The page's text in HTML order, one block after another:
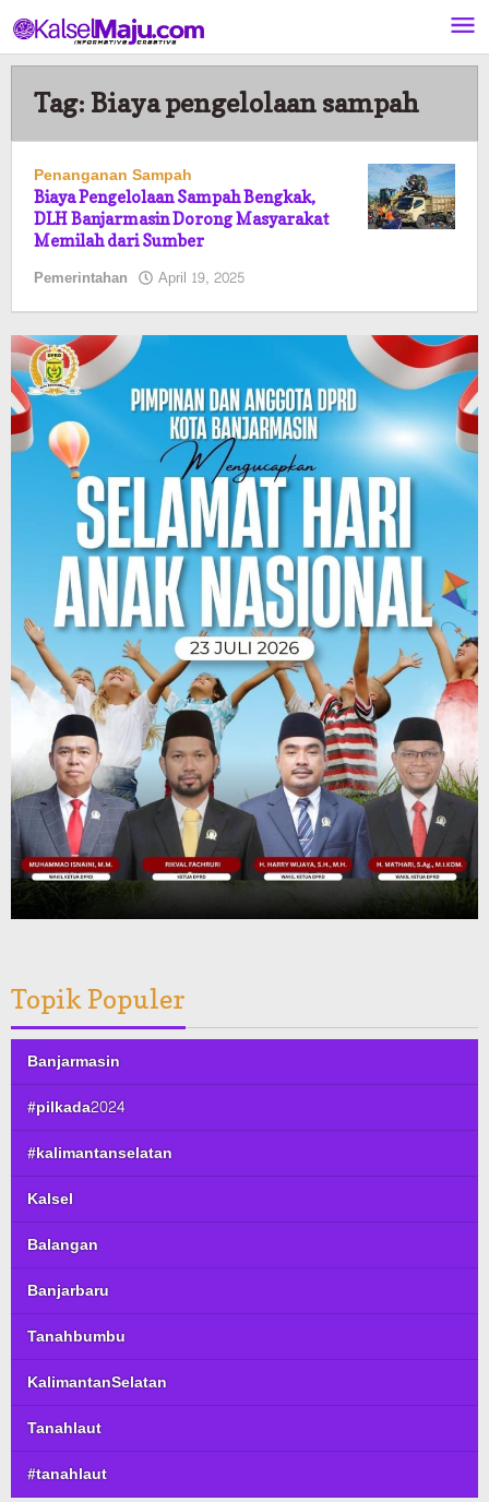
ke
konten
Tag: Biaya pengelolaan sampah
Penanganan Sampah
Biaya Pengelolaan Sampah Bengkak,
DLH Banjarmasin Dorong Masyarakat
Memilah dari Sumber
Pemerintahan April 19, 2025
Topik Populer
Banjarmasin
#pilkada2024
#kalimantanselatan
Kalsel
Balangan
Banjarbaru
Tanahbumbu
KalimantanSelatan
Tanahlaut
#tanahlaut